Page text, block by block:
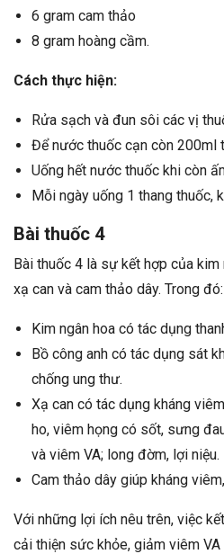
6 gram cam thảo
8 gram hoàng cầm.
Cách thực hiện:
Rửa sạch và đun sôi các vị
Để nước thuốc cạn còn
Uống hết nước thuốc khi còn
Mỗi ngày uống 1 thang thuốc,
Bài thuốc 4
Bài thuốc 4 là sự kết hợp của kim
xạ can và cam thảo dây. Trong đó:
Kim ngân hoa có tác dụng
Bồ công anh có tác dụng sát
chống ung thư.
Xạ can có tác dụng kháng
ho, viêm họng có sốt, sưng
và viêm VA; long đờm, lợi niệu.
Cam thảo dây giúp kháng
Với những lợi ích nêu trên, việc
cải thiện sức khỏe, giảm viêm